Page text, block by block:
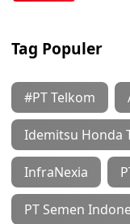
Tag Populer
#PT Telkom
Idemitsu Honda
InfraNexia
PT Semen